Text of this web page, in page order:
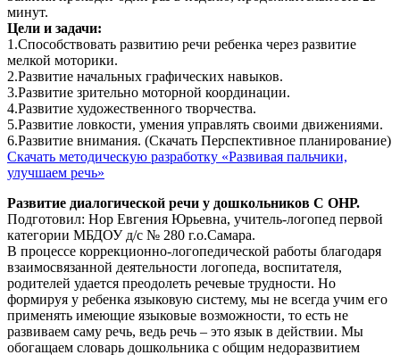
минут.
Цели и задачи:
1.Способствовать развитию речи ребенка через развитие
мелкой моторики.
2.Развитие начальных графических навыков.
3.Развитие зрительно моторной координации.
4.Развитие художественного творчества.
5.Развитие ловкости, умения управлять своими движениями.
6.Развитие внимания. (Скачать Перспективное планирование)
Скачать методическую разработку «Развивая пальчики,
улучшаем речь»
Развитие диалогической речи у дошкольников С ОНР.
Подготовил: Нор Евгения Юрьевна, учитель-логопед первой
категории МБДОУ д/с № 280 г.о.Самара.
В процессе коррекционно-логопедической работы благодаря
взаимосвязанной деятельности логопеда, воспитателя,
родителей удается преодолеть речевые трудности. Но
формируя у ребенка языковую систему, мы не всегда учим его
применять имеющие языковые возможности, то есть не
развиваем саму речь, ведь речь – это язык в действии. Мы
обогащаем словарь дошкольника с общим недоразвитием